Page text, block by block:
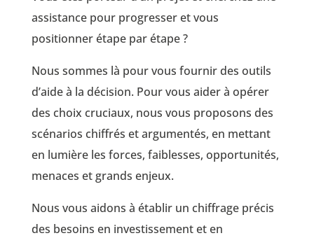
assistance pour progresser et vous
positionner étape par étape ?
Nous sommes là pour vous fournir des outils
d’aide à la décision. Pour vous aider à opérer
des choix cruciaux, nous vous proposons des
scénarios chiffrés et argumentés, en mettant
en lumière les forces, faiblesses, opportunités,
menaces et grands enjeux.
Nous vous aidons à établir un chiffrage précis
des besoins en investissement et en